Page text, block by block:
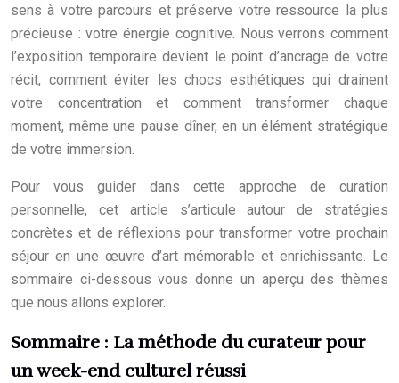
sens à votre parcours et préserve votre ressource la plus
précieuse : votre énergie cognitive. Nous verrons comment
l’exposition temporaire devient le point d’ancrage de votre
récit, comment éviter les chocs esthétiques qui drainent
votre concentration et comment transformer chaque
moment, même une pause dîner, en un élément stratégique
de votre immersion.
Pour vous guider dans cette approche de curation
personnelle, cet article s’articule autour de stratégies
concrètes et de réflexions pour transformer votre prochain
séjour en une œuvre d’art mémorable et enrichissante. Le
sommaire ci-dessous vous donne un aperçu des thèmes
que nous allons explorer.
Sommaire : La méthode du curateur pour
un week-end culturel réussi